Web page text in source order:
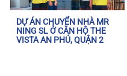
DỰ ÁN CHUYỂN NHÀ MR
NING SL Ở CĂN HỘ THE
VISTA AN PHÚ, QUẬN 2